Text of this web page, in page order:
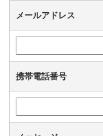
メールアドレス
携帯電話番号